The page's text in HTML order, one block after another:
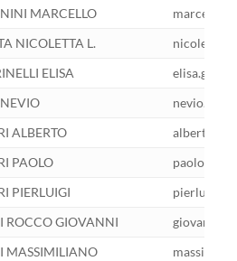
MARCELLO
NICOLETTA L.
ELISA
ALBERTO
PAOLO
PIERLUIGI
ROCCO GIOVANNI
MASSIMILIANO